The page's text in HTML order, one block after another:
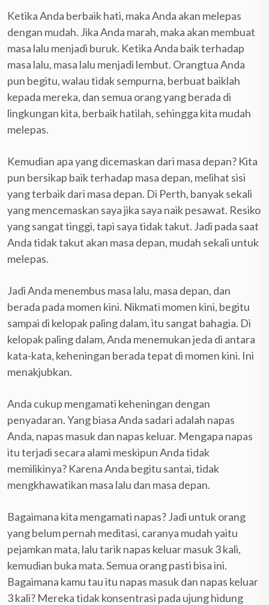
Ketika Anda berbaik hati, maka Anda akan melepas
dengan mudah. Jika Anda marah, maka akan membuat
masa lalu menjadi buruk. Ketika Anda baik terhadap
masa lalu, masa lalu menjadi lembut. Orangtua Anda
pun begitu, walau tidak sempurna, berbuat baiklah
kepada mereka, dan semua orang yang berada di
lingkungan kita, berbaik hatilah, sehingga kita mudah
melepas.
Kemudian apa yang dicemaskan dari masa depan? Kita
pun bersikap baik terhadap masa depan, melihat sisi
yang terbaik dari masa depan. Di Perth, banyak sekali
yang mencemaskan saya jika saya naik pesawat. Resiko
yang sangat tinggi, tapi saya tidak takut. Jadi pada saat
Anda tidak takut akan masa depan, mudah sekali untuk
melepas.
Jadi Anda menembus masa lalu, masa depan, dan
berada pada momen kini. Nikmati momen kini, begitu
sampai di kelopak paling dalam, itu sangat bahagia. Di
kelopak paling dalam, Anda menemukan jeda di antara
kata-kata, keheningan berada tepat di momen kini. Ini
menakjubkan.
Anda cukup mengamati keheningan dengan
penyadaran. Yang biasa Anda sadari adalah napas
Anda, napas masuk dan napas keluar. Mengapa napas
itu terjadi secara alami meskipun Anda tidak
memilikinya? Karena Anda begitu santai, tidak
mengkhawatikan masa lalu dan masa depan.
Bagaimana kita mengamati napas? Jadi untuk orang
yang belum pernah meditasi, caranya mudah yaitu
pejamkan mata, lalu tarik napas keluar masuk 3 kali,
kemudian buka mata. Semua orang pasti bisa ini.
Bagaimana kamu tau itu napas masuk dan napas keluar
3 kali? Mereka tidak konsentrasi pada ujung hidung